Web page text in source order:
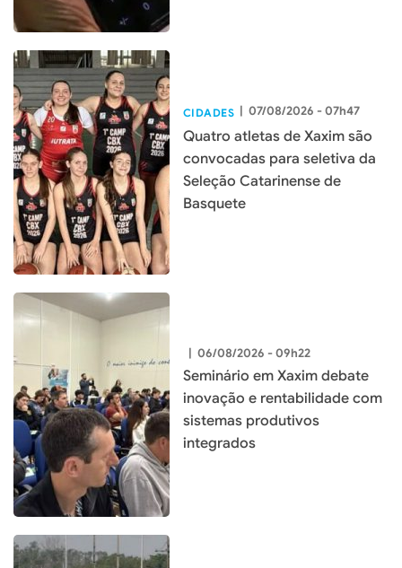
CIDADES | 07/08/2026 - 07h47
Quatro atletas de Xaxim são
convocadas para seletiva da
Seleção Catarinense de
Basquete
| 06/08/2026 - 09h22
Seminário em Xaxim debate
inovação e rentabilidade com
sistemas produtivos
integrados